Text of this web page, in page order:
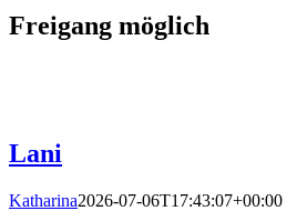
Freigang möglich
Lani
Katharina2026-07-06T17:43:07+00:00